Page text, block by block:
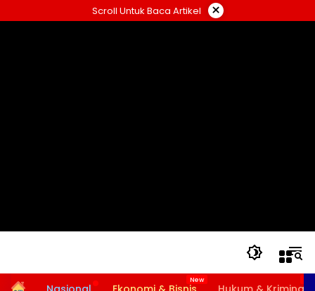
ke
Scroll Untuk Baca Artikel ×
Home